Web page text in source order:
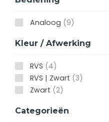
Analoog (9)
Kleur / Afwerking
RVS (4)
RVS | Zwart (3)
Zwart (2)
Categorieën